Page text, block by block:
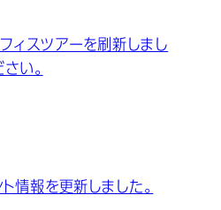
ィスツアーを刷新しまし
い。
情報を更新しました。